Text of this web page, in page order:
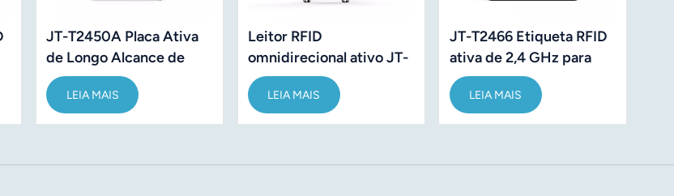
JT-T2450A Placa Ativa
de Longo Alcance de
2,45 GHz para Sistema
de Controle de
Frequência Escolar
LEIA MAIS
Leitor RFID
omnidirecional ativo JT-
R2430A de 2,4 GHz para
uso externo e à prova
d'água.
LEIA MAIS
JT-T2466 Etiqueta RFID
ativa de 2,4 GHz para
gerenciamento de
bicicletas elétricas
LEIA MAIS